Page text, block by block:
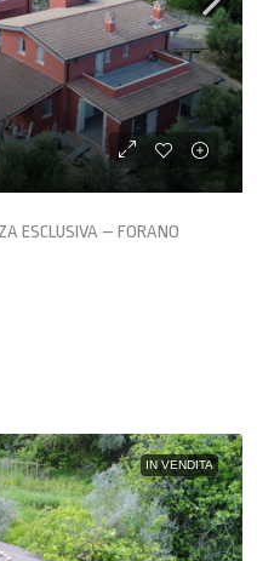
ESCLUSIVA – FORANO
IN VENDITA